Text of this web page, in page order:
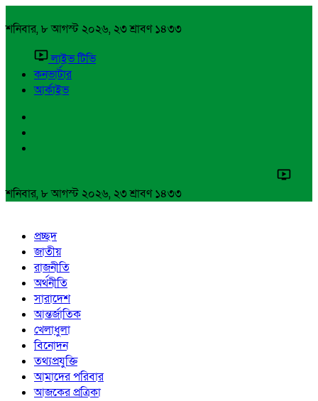
শনিবার, ৮ আগস্ট ২০২৬, ২৩ শ্রাবণ ১৪৩৩
লাইভ টিভি
কনভার্টার
আর্কাইভ
শনিবার, ৮ আগস্ট ২০২৬, ২৩ শ্রাবণ ১৪৩৩
প্রচ্ছদ
জাতীয়
রাজনীতি
অর্থনীতি
সারাদেশ
আন্তর্জাতিক
খেলাধুলা
বিনোদন
তথ্যপ্রযুক্তি
আমাদের পরিবার
আজকের প্রত্রিকা